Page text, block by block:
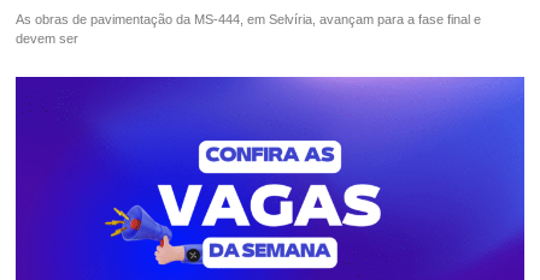
As obras de pavimentação da MS-444, em Selvíria, avançam para a fase final e
devem ser